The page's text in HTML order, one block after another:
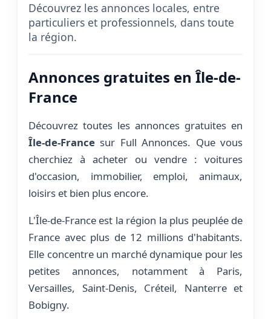
Découvrez les annonces locales, entre
particuliers et professionnels, dans toute
la région.
Annonces gratuites en Île-de-
France
Découvrez toutes les annonces gratuites en
Île-de-France sur Full Annonces. Que vous
cherchiez à acheter ou vendre : voitures
d'occasion, immobilier, emploi, animaux,
loisirs et bien plus encore.
L'Île-de-France est la région la plus peuplée de
France avec plus de 12 millions d'habitants.
Elle concentre un marché dynamique pour les
petites annonces, notamment à Paris,
Versailles, Saint-Denis, Créteil, Nanterre et
Bobigny.